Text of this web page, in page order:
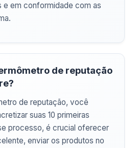
e em conformidade com as
de reputação
de reputação, você
suas 10 primeiras
processo, é crucial oferecer
enviar os produtos no